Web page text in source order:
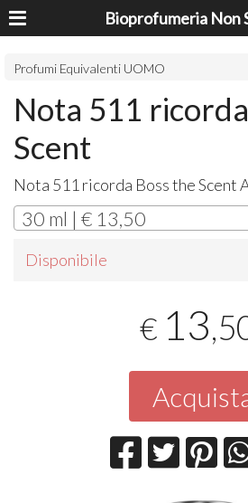
Profumi Equivalenti UOMO
Nota 511
Scent
Nota 511 ricorda Boss the Scent
30 ml | € 13,50
Disponibile
€ 13